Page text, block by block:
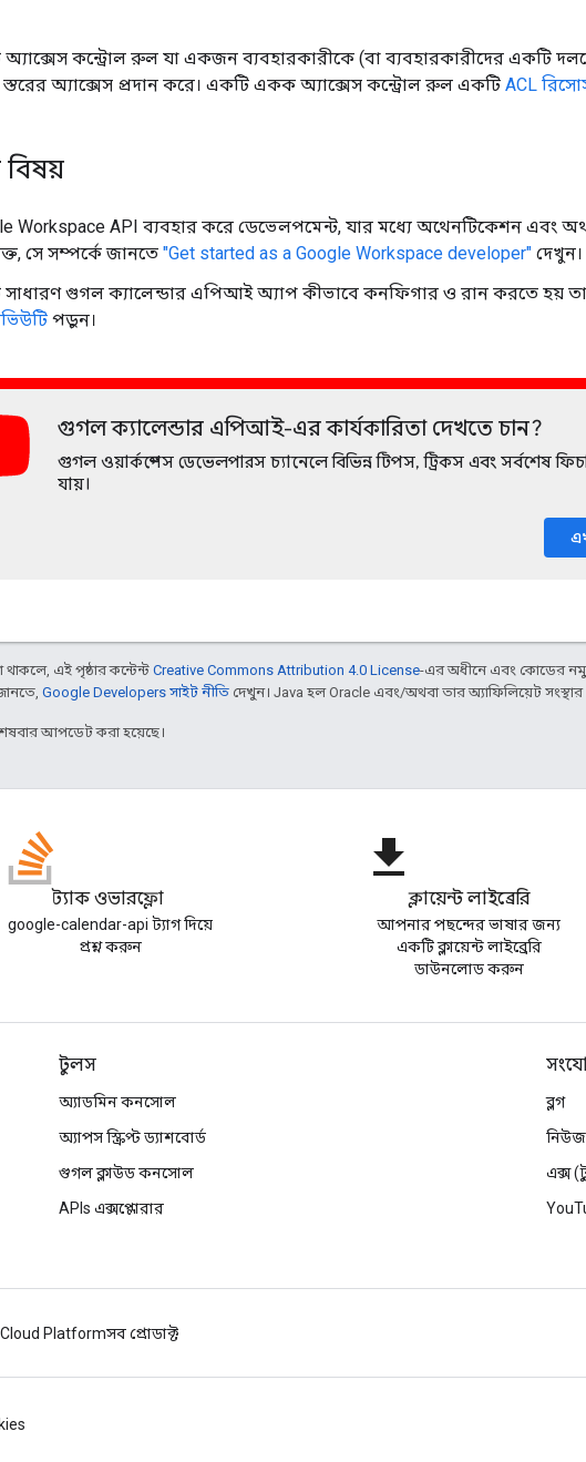
কন্ট্রোল রুল যা একজন ব্যবহারকারীকে (বা ব্যবহারকারীদের একটি
স্তরের অ্যাক্সেস প্রদান করে। একটি একক অ্যাক্সেস কন্ট্রোল রুল একটি ACL
বিষয়
Workspace API ব্যবহার করে ডেভেলপমেন্ট, যার মধ্যে অথেনটিকেশন এবং
সে সম্পর্কে জানতে "Get started as a Google Workspace developer" দেখুন।
গুগল ক্যালেন্ডার এপিআই অ্যাপ কীভাবে কনফিগার ও রান করতে হয়
পড়ুন।
গুগল ক্যালেন্ডার এপিআই-এর কার্যকারিতা দেখতে চান?
গুগল ওয়ার্কস্পেস ডেভেলপারস চ্যানেলে বিভিন্ন টিপস, ট্রিকস এবং সর্বশেষ
যায়।
এই পৃষ্ঠার কন্টেন্ট Creative Commons Attribution 4.0 License-এর অধীনে এবং কোডের
Google Developers সাইট নীতি দেখুন। Java হল Oracle এবং/অথবা তার অ্যাফিলিয়েট সংস্থার
আপডেট করা হয়েছে।
স্ট্যাক ওভারফ্লো
google-calendar-api ট্যাগ দিয়ে
প্রশ্ন করুন
file_download
ক্লায়েন্ট লাইব্রেরি
আপনার পছন্দের ভাষার জন্য
একটি ক্লায়েন্ট লাইব্রেরি
ডাউনলোড করুন
টুলস
অ্যাডমিন কনসোল
অ্যাপস স্ক্রিপ্ট ড্যাশবোর্ড
গুগল ক্লাউড কনসোল
APIs এক্সপ্লোরার
ব্লগ
এক্স
Platformসব প্রোডাক্ট